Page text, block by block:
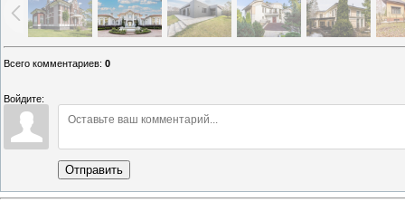
Всего комментариев: 0
Войдите:
Отправить